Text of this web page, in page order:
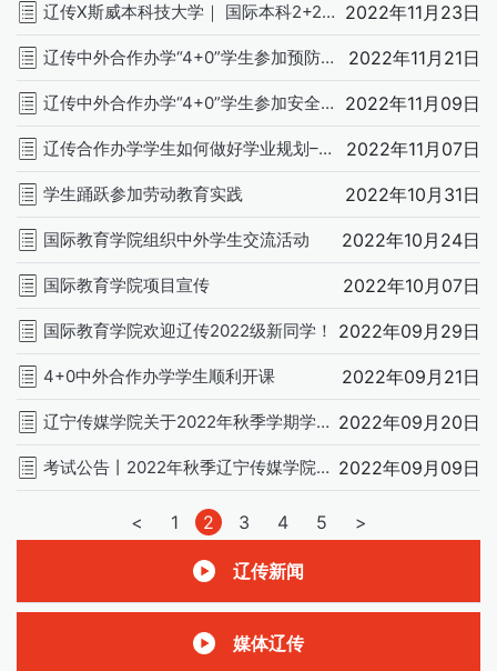
辽传X斯威本科技大学｜ 国际本科2+2和专升硕宣讲会 2022年11月23日
辽传中外合作办学“4+0”学生参加预防电信诈骗讲座 2022年11月21日
辽传中外合作办学“4+0”学生参加安全用电讲座 2022年11月09日
辽传合作办学学生如何做好学业规划–4＋0合作办学学业指导 2022年11月07日
学生踊跃参加劳动教育实践 2022年10月31日
国际教育学院组织中外学生交流活动 2022年10月24日
国际教育学院项目宣传 2022年10月07日
国际教育学院欢迎辽传2022级新同学！ 2022年09月29日
4+0中外合作办学学生顺利开课 2022年09月21日
辽宁传媒学院关于2022年秋季学期学生返校的通知 2022年09月20日
考试公告丨2022年秋季辽宁传媒学院本科2+2留学项目入学测试(一) 2022年09月09日
文
章
分
页
< 1 2 3 4 5 >
辽传新闻
媒体辽传